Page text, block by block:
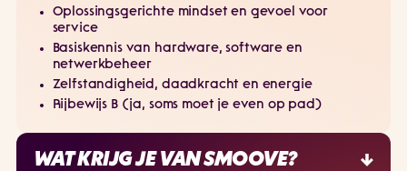
Oplossingsgerichte mindset en gevoel voor
service
Basiskennis van hardware, software en
netwerkbeheer
Zelfstandigheid, daadkracht en energie
Rijbewijs B (ja, soms moet je even op pad)
WAT KRIJG JE VAN SMOOVE?